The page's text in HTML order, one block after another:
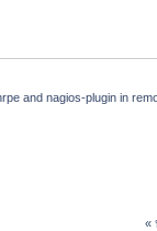
and nagios-plugin in
«